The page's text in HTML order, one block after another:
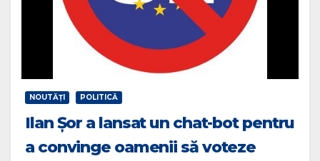
NOUTĂŢI POLITICĂ
Ilan Șor a lansat un chat-bot pentru
a convinge oamenii să voteze